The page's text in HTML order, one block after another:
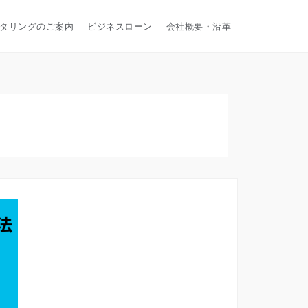
リングのご案内 ビジネスローン 会社概要・沿革